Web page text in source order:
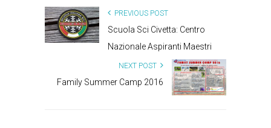
PREVIOUS POST
Scuola Sci Civetta: Centro
Nazionale Aspiranti Maestri
NEXT POST
Family Summer Camp 2016